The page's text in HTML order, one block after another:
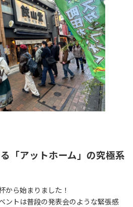
「アットホーム」の究極系
から始まりました！
ントは普段の発表会のような緊張感